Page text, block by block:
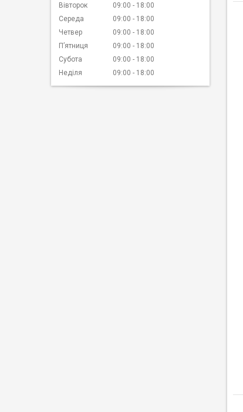
Вівторок
09:00
18:00
Середа
09:00
18:00
Четвер
09:00
18:00
Пʼятниця
09:00
18:00
Субота
09:00
18:00
Неділя
09:00 18:00